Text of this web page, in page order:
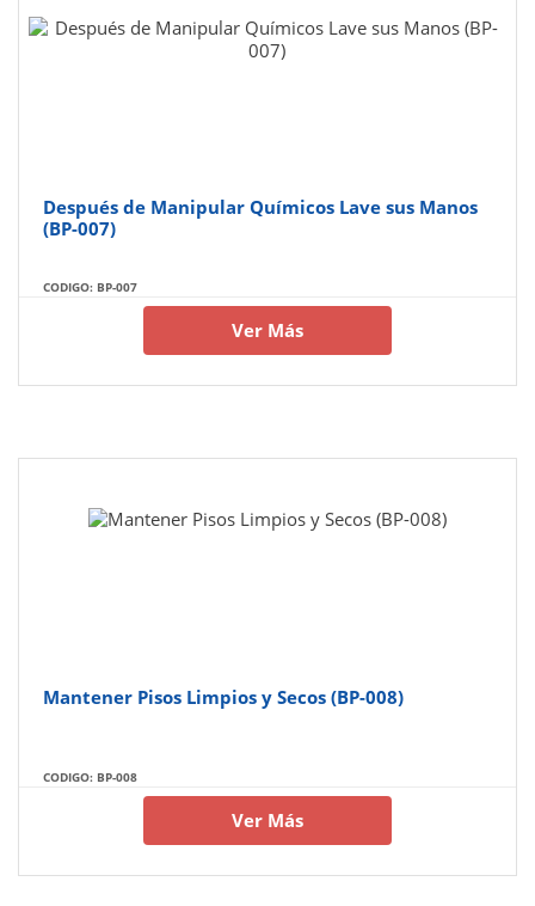
Después de Manipular Químicos Lave sus Manos
(BP-007)
CODIGO: BP-007
Ver Más
Mantener Pisos Limpios y Secos (BP-008)
CODIGO: BP-008
Ver Más